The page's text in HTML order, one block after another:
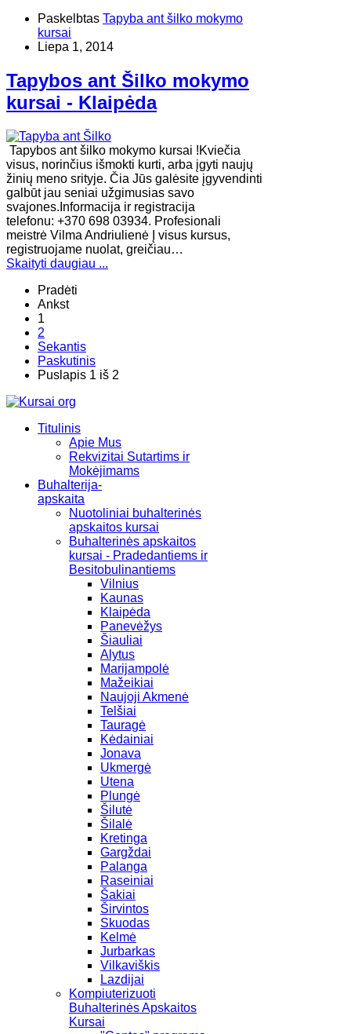
Paskelbtas Tapyba ant šilko mokymo
kursai
Liepa 1, 2014
Tapybos ant Šilko mokymo
kursai - Klaipėda
Tapybos ant šilko mokymo kursai !Kviečia
visus, norinčius išmokti kurti, arba įgyti naujų
žinių meno srityje. Čia Jūs galėsite įgyvendinti
galbūt jau seniai užgimusias savo
svajones.Informacija ir registracija
telefonu: +370 698 03934. Profesionali
meistrė Vilma Andriulienė Į visus kursus,
registruojame nuolat, greičiau…
Skaityti daugiau ...
Pradėti
Ankst
1
2
Sekantis
Paskutinis
Puslapis 1 iš 2
Titulinis
Apie Mus
Rekvizitai Sutartims ir
Mokėjimams
Buhalterija-
apskaita
Nuotoliniai buhalterinės
apskaitos kursai
Buhalterinės apskaitos
kursai - Pradedantiems ir
Besitobulinantiems
Vilnius
Kaunas
Klaipėda
Panevėžys
Šiauliai
Alytus
Marijampolė
Mažeikiai
Naujoji Akmenė
Telšiai
Tauragė
Kėdainiai
Jonava
Ukmergė
Utena
Plungė
Šilutė
Šilalė
Kretinga
Gargždai
Palanga
Raseiniai
Šakiai
Širvintos
Skuodas
Kelmė
Jurbarkas
Vilkaviškis
Lazdijai
Kompiuterizuoti
Buhalterinės Apskaitos
Kursai